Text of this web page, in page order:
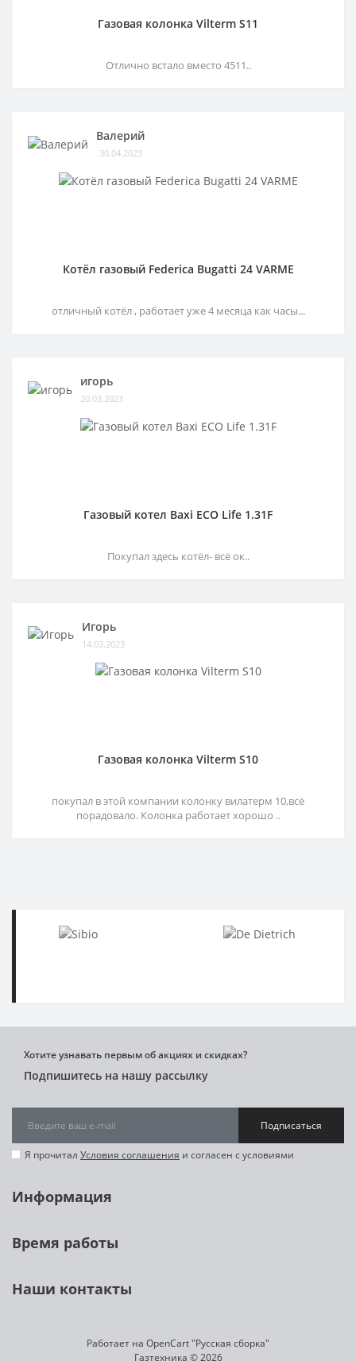
Газовая колонка Vilterm S11
Отлично встало вместо 4511..
Валерий
30.04.2023
Котёл газовый Federica Bugatti 24 VARME
отличный котёл , работает уже 4 месяца как часы...
игорь
20.03.2023
Газовый котел Baxi ECO Life 1.31F
Покупал здесь котёл- всё ок..
Игорь
14.03.2023
Газовая колонка Vilterm S10
покупал в этой компании колонку вилатерм 10,всё
порадовало. Колонка работает хорошо ..
Хотите узнавать первым об акциях и скидках?
Подпишитесь на нашу рассылку
Подписаться
Я прочитал Условия соглашения и согласен с условиями
Информация
Время работы
Наши контакты
Работает на OpenCart "Русская сборка"
Газтехника © 2026